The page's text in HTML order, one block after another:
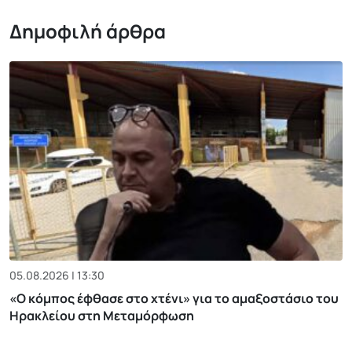
Δημοφιλή άρθρα
05.08.2026 | 13:30
«Ο κόμπος έφθασε στο χτένι» για το αμαξοστάσιο του
Ηρακλείου στη Μεταμόρφωση